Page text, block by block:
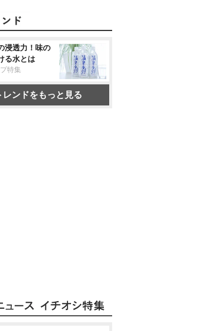
浸透力！味の
る水とは
特集
レンドをもっと見る